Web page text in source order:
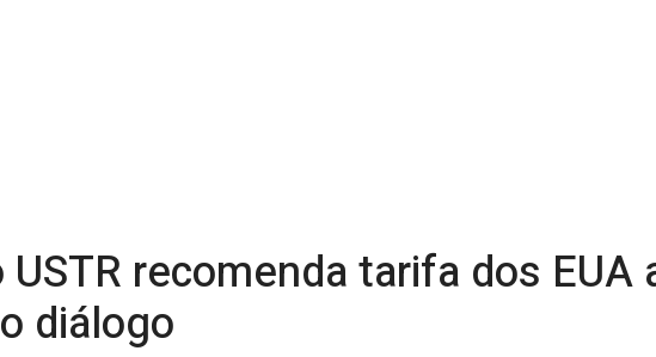
recomenda tarifa dos EUA
diálogo